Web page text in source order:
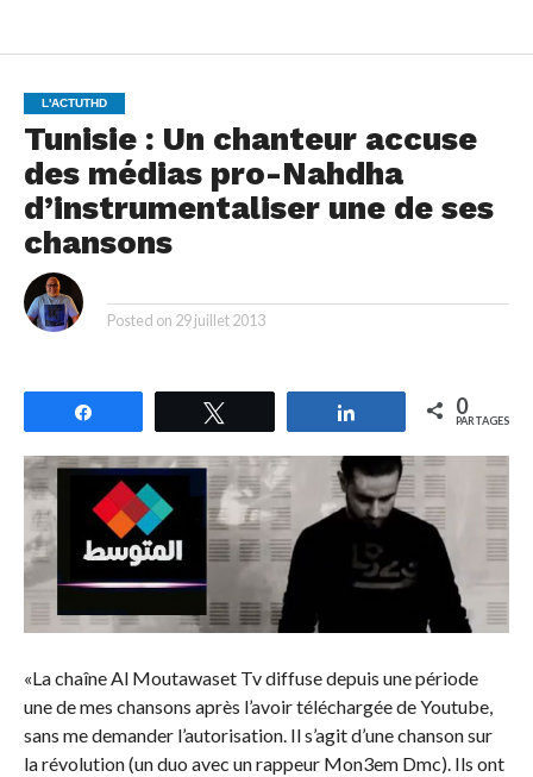
L'ACTUTHD
Tunisie : Un chanteur accuse
des médias pro-Nahdha
d’instrumentaliser une de ses
chansons
Posted on 29 juillet 2013
Partagez 0
PARTAGES
«La chaîne Al Moutawaset Tv diffuse depuis une période
une de mes chansons après l’avoir téléchargée de Youtube,
sans me demander l’autorisation. Il s’agit d’une chanson sur
la révolution (un duo avec un rappeur Mon3em Dmc). Ils ont